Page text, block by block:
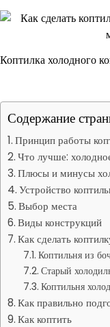
Коптилка холодного
Содержание
Принцип работы
Что лучше:
Плюсы и минусы
Устройство
Выбор места
Виды конструкций
Как сделать
Коптильня из
Старый
Коптильня
Как правильно
Как коптить